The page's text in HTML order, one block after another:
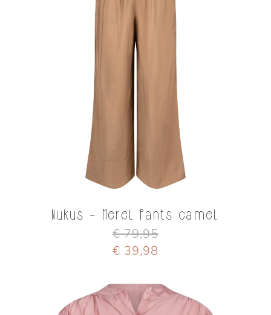
Nukus - Merel Pants camel
€ 79,95
€ 39,98